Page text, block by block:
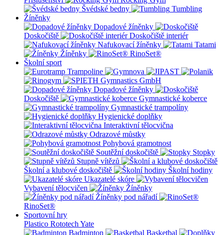
Švédské bedny
Tumbling
Žíněnky
Dopadové žíněnky
Doskočiště
Doskočiště interiér
Nafukovací žíněnky
Tatami
Žíněnky
RinoSet®
Školní sport
Dopadové žíněnky
Doskočiště
Gymnastické koberce
Gymnastické trampolíny
Hygienické doplňky
Interaktivní tělocvična
Odrazové můstky
Pohybová gramotnost
Soutěžní doskočiště
Stopky
Stupně vítězů
Školní a klubové doskočiště
Školní hodiny
Ukazatelé skóre
Vybavení tělocvičen
Žíněnky
Žíněnky pod nářadí
RinoSet®
Sportovní hry
Plastico Rototech Yate
Badminton
Basketbal